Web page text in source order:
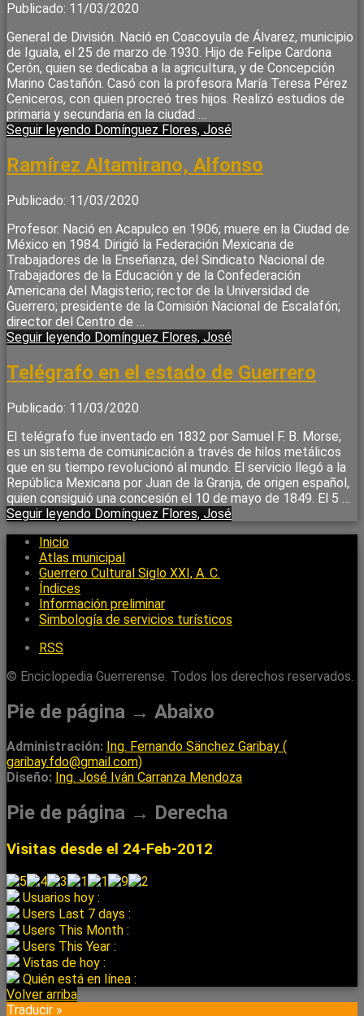
Publicado: 11/03/2020
General de División. Nació en Coacoyula de Álvarez, municipio
de Iguala, el 25 de marzo de 1930. Hijo de Felipe Cardona
Cerón, quien se dedicaba a la agricultura, y de Concepción
Marino Castañón. Casó con la profesora María Teresa Pérez
Ceniceros, con quien procreó tres hijos. Realizó estudios de
primaria y secundaria en la ciudad …
Seguir leyendo Domínguez Flores, José
Ramírez Altamirano, Alfonso
Publicado: 11/03/2020
Profesor. Nació en Acapulco en 1906; muere en la Ciudad de
México en 1984. Dirigió la Federación Mexicana de
Trabajadores de la Enseñanza, del Sindicato Nacional de
Trabajadores de la Educación y de la Confederación
Americana del Magisterio; rector de la Universidad de
Guerrero; presidente de la Comisión Nacional de Escalafón;
director del Centro de …
Seguir leyendo Domínguez Flores, José
Telégrafo en el estado de Guerrero
Publicado: 11/03/2020
El telégrafo fue inventado en 1832 por Samuel F. B. Morse;
es un sistema de comunicación a través de hilos metálicos
que en su tiempo revolucionó al mundo. El servicio llegó a la
República Mexicana por Juan de la Granja, de origen español,
quien consiguió una concesión el 10 de mayo de 1849. El 5 …
Seguir leyendo Domínguez Flores, José
Inicio
Atlas municipal
Guerrero Cultural Siglo XXI, A. C.
Índices
Información preliminar
Simbología de servicios turísticos
RSS
© Enciclopedia Guerrerense. Todos los derechos reservados.
Pie de página → Abaixo
Administración: Ing. Fernando Sänchez Garibay (
garibay.fdo@gmail.com)
Diseño: Ing. José Iván Carranza Mendoza
Pie de página → Derecha
Visitas desde el 24-Feb-2012
Usuarios hoy :
Users Last 7 days :
Users This Month :
Users This Year :
Vistas de hoy :
Quién está en línea :
Volver arriba
Traducir »